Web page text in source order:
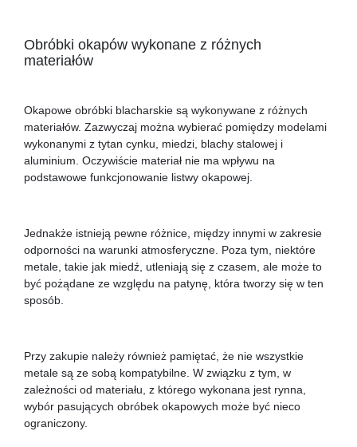
Obróbki okapów wykonane z różnych
materiałów
Okapowe obróbki blacharskie są wykonywane z różnych
materiałów. Zazwyczaj można wybierać pomiędzy modelami
wykonanymi z tytan cynku, miedzi, blachy stalowej i
aluminium. Oczywiście materiał nie ma wpływu na
podstawowe funkcjonowanie listwy okapowej.
Jednakże istnieją pewne różnice, między innymi w zakresie
odporności na warunki atmosferyczne. Poza tym, niektóre
metale, takie jak miedź, utleniają się z czasem, ale może to
być pożądane ze względu na patynę, która tworzy się w ten
sposób.
Przy zakupie należy również pamiętać, że nie wszystkie
metale są ze sobą kompatybilne. W związku z tym, w
zależności od materiału, z którego wykonana jest rynna,
wybór pasujących obróbek okapowych może być nieco
ograniczony.